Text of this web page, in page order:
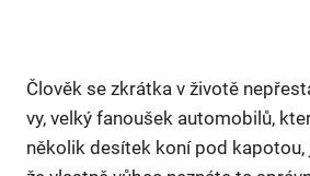
Člověk se zkrátka v životě
vy, velký fanoušek automobilů,
několik desítek koní pod kapotou,